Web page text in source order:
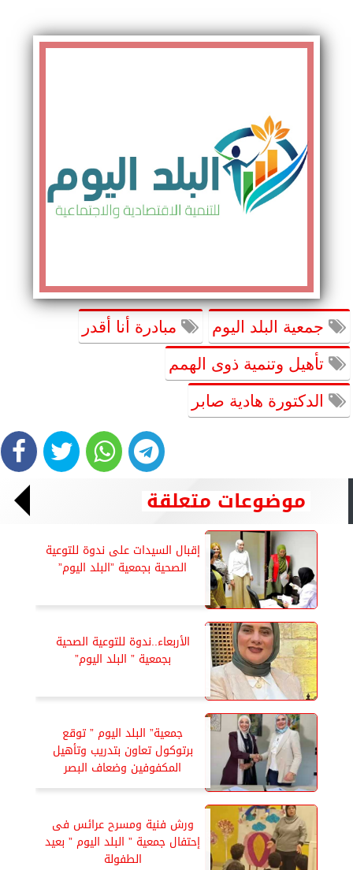
جمعية البلد اليوم مبادرة أنا أقدر
تأهيل وتنمية ذوى الهمم
الدكتورة هادية صابر
موضوعات متعلقة
إقبال السيدات على ندوة للتوعية
الصحية بجمعية ”البلد اليوم”
الأربعاء..ندوة للتوعية الصحية
بجمعية ” البلد اليوم”
جمعية” البلد اليوم ” توقع
برتوكول تعاون بتدريب وتأهيل
المكفوفين وضعاف البصر
ورش فنية ومسرح عرائس فى
إحتفال جمعية ” البلد اليوم ” بعيد
الطفولة